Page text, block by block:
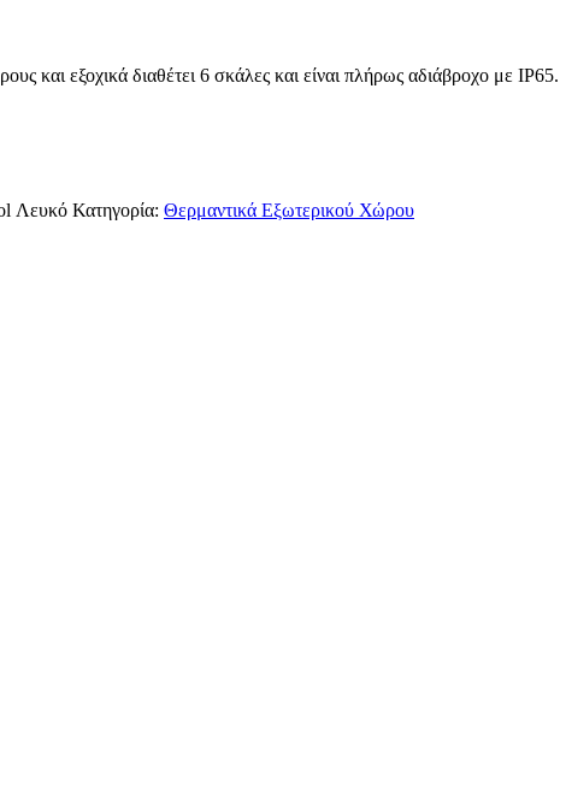
και εξοχικά διαθέτει 6 σκάλες και είναι πλήρως αδιάβροχο με IP65.
Λευκό Κατηγορία: Θερμαντικά Εξωτερικού Χώρου